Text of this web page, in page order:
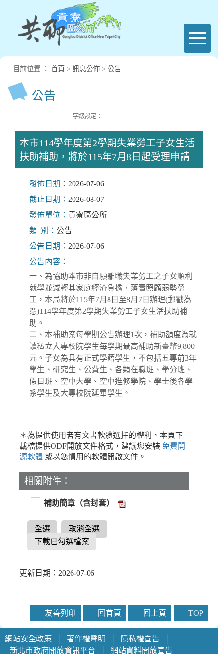
Toggle
::: 目前位置 ： 首頁 > 訊息公佈 > 公告
公告
字級設定：
本市114學年度第2學期失業勞工子女生活
扶助補助，將於115年7月8日起受理申請
發佈日期： 2026-07-06
截止日期： 2026-08-07
發佈單位： 貢寮區公所
類 別： 公告
公告日期： 2026-07-06
公告內容：
一、為協助本市非自願離職失業勞工之子女順利
就學並減輕其家庭經濟負擔，落實照顧弱勢勞
工，本局將於115年7月8日至8月7日辦理(郵戳為
憑)114學年度第2學期失業勞工子女生活扶助補
助。
二、本補助案每學期公告辦理1次，補助額度為就
讀私立大專校院學生每學期最高補助新臺幣9,800
元。子女為具有正式學籍學生，不包括五專前3年
學生、研究生、公費生、各類在職班、學分班、
假日班、空中大學、空中進修學院、學士後各學
系學生及大專校院延畢學生。
＊為提供使用者有文書軟體選擇的權利，本頁下
載檔提供ODF開放文件格式，建議您安裝 免費開
源軟體 或以您慣用的軟體開啟文件。
相關附件：
補助簡章（含封套）
全選
取消全選
下載已勾選檔案
更新日期：2026-07-06
友善列印 回首頁 回上頁 TOP
網站安全政策 著作權聲明 隱私權宣告
新北市政府開放資訊平台
網站資料開放宣告